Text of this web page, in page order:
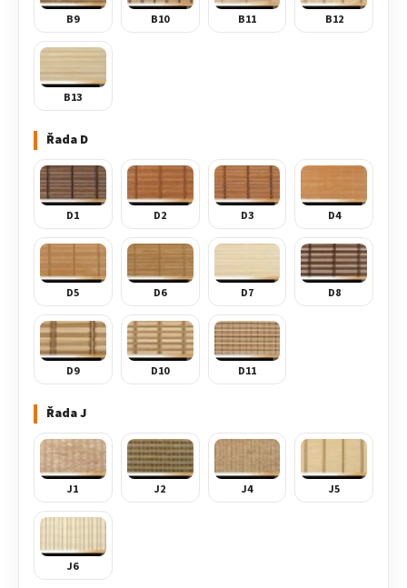
B9 B10 B11 B12
B13
Řada D
D1 D2 D3 D4
D5 D6 D7 D8
D9 D10 D11
Řada J
J1 J2 J4 J5
J6